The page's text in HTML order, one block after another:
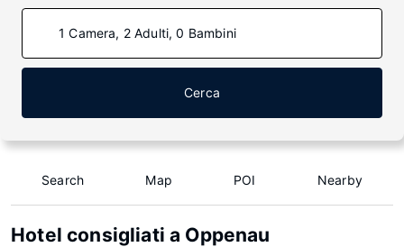
1 Camera, 2 Adulti, 0 Bambini
Cerca
Search Map POI Nearby
Hotel consigliati a Oppenau